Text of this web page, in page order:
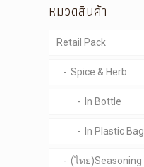
หมวดสินค้า
Retail Pack
Spice & Herb
In Bottle
In Plastic Bag
(ไทย)Seasoning